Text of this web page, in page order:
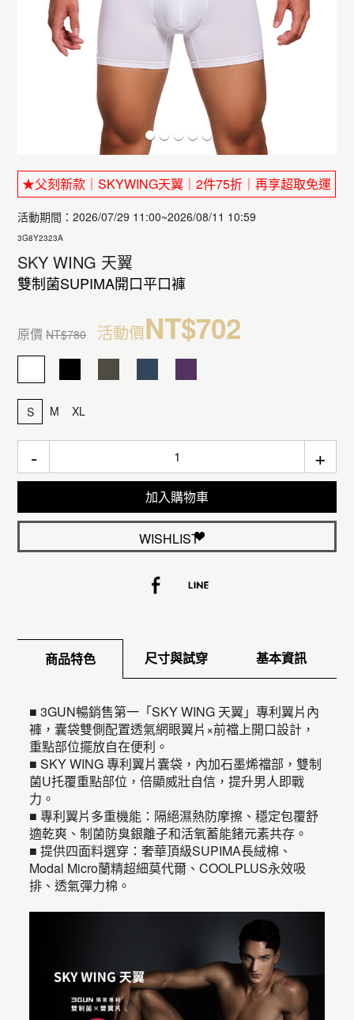
★父刻新款｜SKYWING天翼｜2件75折｜再享超取免運
活動期間：2026/07/29 11:00~2026/08/11 10:59
3G8Y2323A
SKY WING 天翼
雙制菌SUPIMA開口平口褲
原價NT$780 活動價NT$702
S M XL
- +
加入購物車
WISHLIST
商品特色 尺寸與試穿 基本資訊
■ 3GUN暢銷售第一「SKY WING 天翼」專利翼片內
褲，囊袋雙側配置透氣網眼翼片×前襠上開口設計，
重點部位擺放自在便利。
■ SKY WING 專利翼片囊袋，內加石墨烯襠部，雙制
菌U托覆重點部位，倍顯威壯自信，提升男人即戰
力。
■ 專利翼片多重機能：隔絕濕熱防摩擦、穩定包覆舒
適乾爽、制菌防臭銀離子和活氧蓄能鍺元素共存。
■ 提供四面料選穿：奢華頂級SUPIMA長絨棉、
Modal Micro蘭精超細莫代爾、COOLPLUS永效吸
排、透氣彈力棉。